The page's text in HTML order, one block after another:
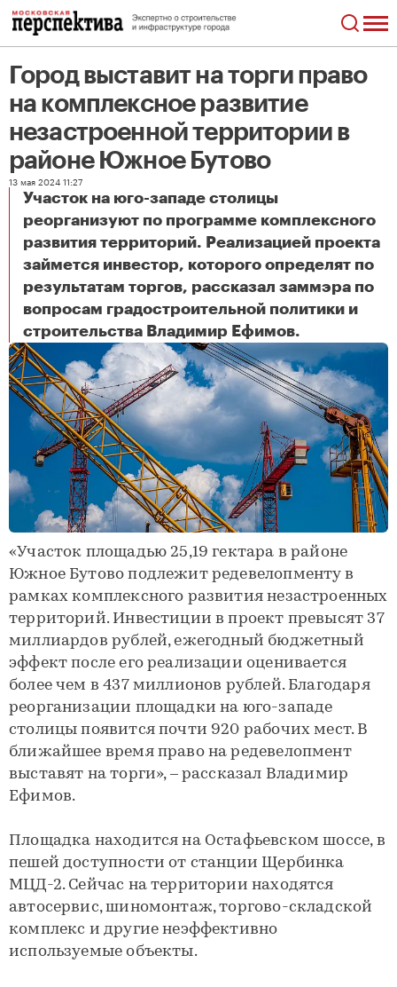
Город выставит на торги право
на комплексное развитие
незастроенной территории в
районе Южное Бутово
13 мая 2024 11:27
Участок на юго-западе столицы
реорганизуют по программе комплексного
развития территорий. Реализацией проекта
займется инвестор, которого определят по
результатам торгов, рассказал заммэра по
вопросам градостроительной политики и
строительства Владимир Ефимов.
«Участок площадью 25,19 гектара в районе
Южное Бутово подлежит редевелопменту в
рамках комплексного развития незастроенных
территорий. Инвестиции в проект превысят 37
миллиардов рублей, ежегодный бюджетный
эффект после его реализации оценивается
более чем в 437 миллионов рублей. Благодаря
реорганизации площадки на юго-западе
столицы появится почти 920 рабочих мест. В
ближайшее время право на редевелопмент
выставят на торги», – рассказал Владимир
Ефимов.
Площадка находится на Остафьевском шоссе, в
пешей доступности от станции Щербинка
МЦД-2. Сейчас на территории находятся
автосервис, шиномонтаж, торгово-складской
комплекс и другие неэффективно
используемые объекты.